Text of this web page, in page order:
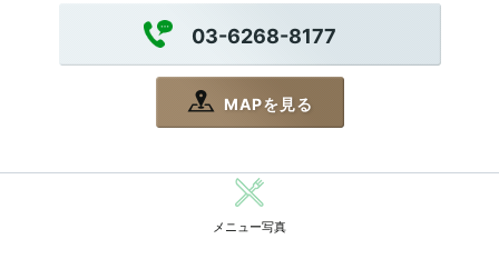
03-6268-8177
MAPを見る
メニュー写真